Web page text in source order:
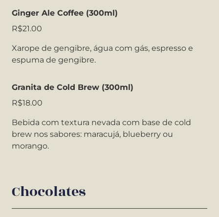
Ginger Ale Coffee (300ml)
R$21.00
Xarope de gengibre, água com gás, espresso e
espuma de gengibre.
Granita de Cold Brew (300ml)
R$18.00
Bebida com textura nevada com base de cold
brew nos sabores: maracujá, blueberry ou
morango.
Chocolates